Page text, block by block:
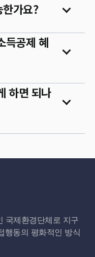
가요?
득공제 혜
하면 되나
국제환경단체로 지구
행동의 평화적인 방식